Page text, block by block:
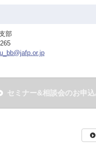
部
セミナー&相談会のお申